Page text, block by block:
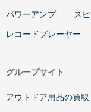
パワーアンプ ス
レコードプレーヤー
グループサイト
アウトドア用品の買取